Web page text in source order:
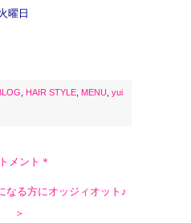
曜日
HAIR STYLE MENU yui
メント＊
なる方にオッジィオット♪
＞